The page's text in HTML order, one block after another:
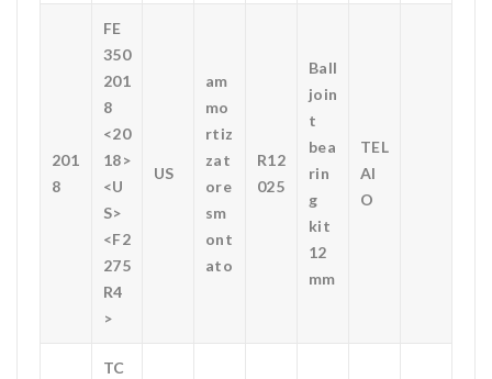
201
8
FE
350
201
8
<20
18>
<U
S>
<F2
275
R4
>
US
am
mo
rtiz
zat
ore
sm
ont
ato
R12
025
Ball
join
t
bea
rin
g
kit
12
mm
TEL
AI
O
TC